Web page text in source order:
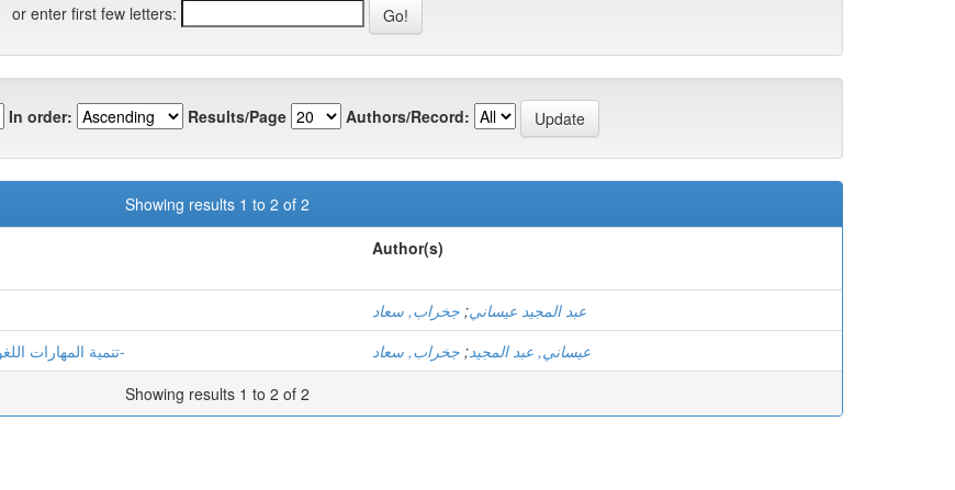
or enter first few letters:
In order: Results/Page Authors/Record:
Showing results 1 to 2 of 2
Author(s)
عبد المجيد عيساني; جخراب, سعاد
تنمية المهارات اللغوية لدى المتعلم -اللغة العربية في التعليم الابتدائي عينة- عيساني, عبد المجيد; جخراب, سعاد
Showing results 1 to 2 of 2